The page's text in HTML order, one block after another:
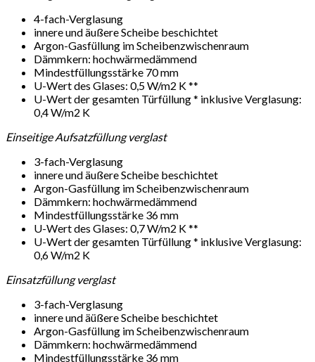
4-fach-Verglasung
innere und äußere Scheibe beschichtet
Argon-Gasfüllung im Scheibenzwischenraum
Dämmkern: hochwärmedämmend
Mindestfüllungsstärke 70 mm
U-Wert des Glases: 0,5 W/m2 K **
U-Wert der gesamten Türfüllung * inklusive Verglasung:
0,4 W/m2 K
Einseitige Aufsatzfüllung verglast
3-fach-Verglasung
innere und äußere Scheibe beschichtet
Argon-Gasfüllung im Scheibenzwischenraum
Dämmkern: hochwärmedämmend
Mindestfüllungsstärke 36 mm
U-Wert des Glases: 0,7 W/m2 K **
U-Wert der gesamten Türfüllung * inklusive Verglasung:
0,6 W/m2 K
Einsatzfüllung verglast
3-fach-Verglasung
innere und äüßere Scheibe beschichtet
Argon-Gasfüllung im Scheibenzwischenraum
Dämmkern: hochwärmedämmend
Mindestfüllungsstärke 36 mm